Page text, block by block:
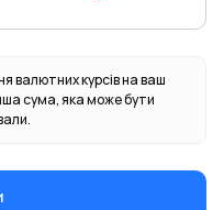
валютних курсів на ваш
сума, яка може бути